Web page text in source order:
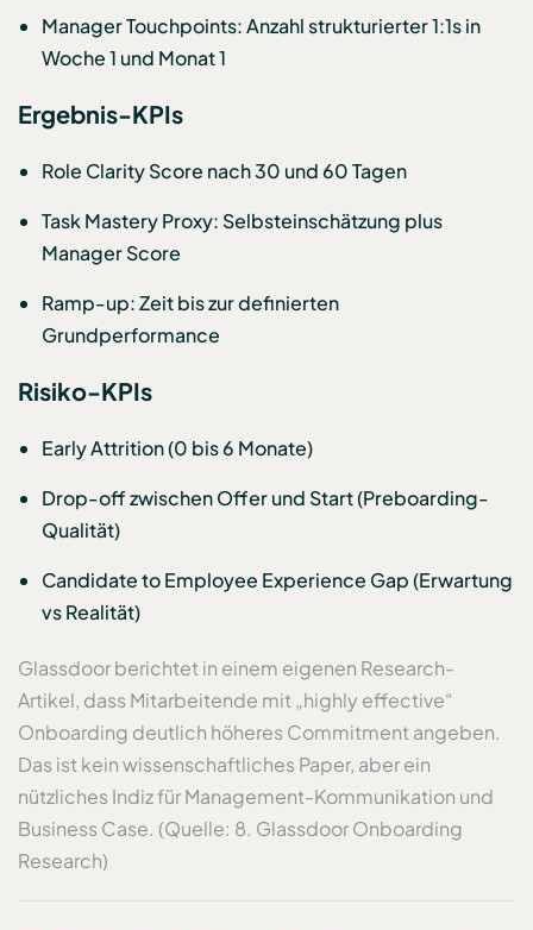
Manager Touchpoints: Anzahl strukturierter 1:1s in
Woche 1 und Monat 1
Ergebnis-KPIs
Role Clarity Score nach 30 und 60 Tagen
Task Mastery Proxy: Selbsteinschätzung plus
Manager Score
Ramp-up: Zeit bis zur definierten
Grundperformance
Risiko-KPIs
Early Attrition (0 bis 6 Monate)
Drop-off zwischen Offer und Start (Preboarding-
Qualität)
Candidate to Employee Experience Gap (Erwartung
vs Realität)
Glassdoor berichtet in einem eigenen Research-
Artikel, dass Mitarbeitende mit „highly effective“
Onboarding deutlich höheres Commitment angeben.
Das ist kein wissenschaftliches Paper, aber ein
nützliches Indiz für Management-Kommunikation und
Business Case. (Quelle: 8. Glassdoor Onboarding
Research)